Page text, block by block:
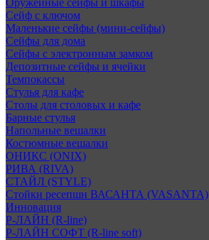
Оружейные сейфы и шкафы
Сейф с ключом
Маленькие сейфы (мини-сейфы)
Сейфы для дома
Сейфы с электронным замком
Депозитные сейфы и ячейки
Темпокассы
Стулья для кафе
Столы для столовых и кафе
Барные стулья
Напольные вешалки
Костюмные вешалки
ОНИКС (ONIX)
РИВА (RIVA)
СТАЙЛ (STYLE)
Стойки ресепшн ВАСАНТА (VASANTA)
Инновация
Р-ЛАЙН (R-line)
Р-ЛАЙН СОФТ (R-line soft)